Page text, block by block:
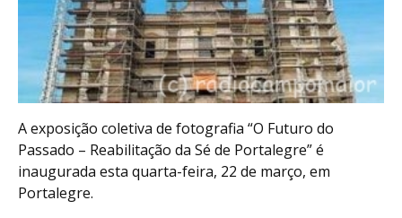
A exposição coletiva de fotografia “O Futuro do
Passado – Reabilitação da Sé de Portalegre” é
inaugurada esta quarta-feira, 22 de março, em
Portalegre.